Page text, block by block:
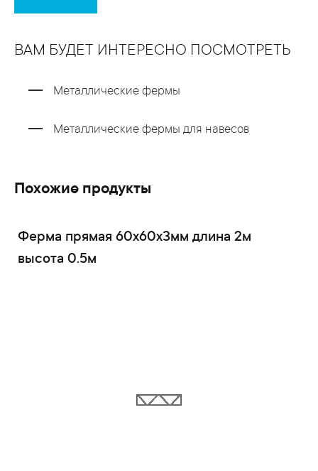
ВАМ БУДЕТ ИНТЕРЕСНО ПОСМОТРЕТЬ
Металлические фермы
Металлические фермы для навесов
Похожие продукты
Ферма прямая 60x60x3мм длина 2м
высота 0.5м